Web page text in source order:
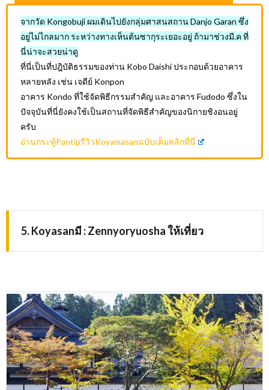
จากวัด Kongobuji ผมเดินไปยังกลุ่มศาสนสถาน Danjo Garan ซึ่ง
อยู่ไม่ไกลมาก ระหว่างทางเห็นต้นซากุระเยอะอยู่ ถ้ามาช่วงมี.ค ที่
นี่น่าจะสวยน่าดู
ที่นี่เป็นที่ปฎิบัติธรรมของท่าน Kobo Daishi ประกอบด้วยอาคาร
หลายหลัง เช่น เจดีย์ Konpon
อาคาร Kondo ที่ใช้จัดพิธีกรรมสำคัญ และอาคาร Fudodo ซึ่งใน
ปัจจุบันที่นี่ยังคงใช้เป็นสถานที่จัดพิธีสำคัญของนิกายชิงอนอยู่
ครับ
อ่านกระทู้PantipรีวิวKoyamasanฉบับเต็มคลิกที่นี่
5. Koyasanมี :Zennyoryuoshaให้เที่ยว